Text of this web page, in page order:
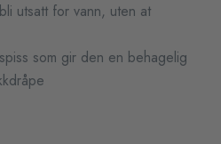
utsatt for vann, uten at
som gir den en behagelig